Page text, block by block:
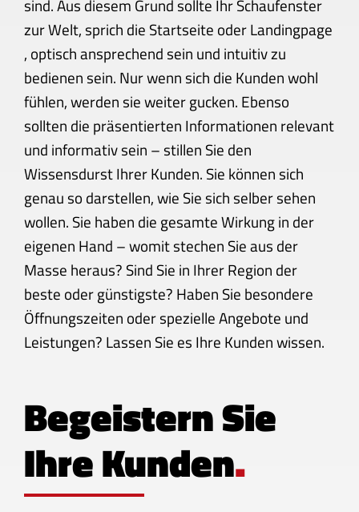
sind. Aus diesem Grund sollte Ihr Schaufenster
zur Welt, sprich die Startseite oder Landingpage
, optisch ansprechend sein und intuitiv zu
bedienen sein. Nur wenn sich die Kunden wohl
fühlen, werden sie weiter gucken. Ebenso
sollten die präsentierten Informationen relevant
und informativ sein – stillen Sie den
Wissensdurst Ihrer Kunden. Sie können sich
genau so darstellen, wie Sie sich selber sehen
wollen. Sie haben die gesamte Wirkung in der
eigenen Hand – womit stechen Sie aus der
Masse heraus? Sind Sie in Ihrer Region der
beste oder günstigste? Haben Sie besondere
Öffnungszeiten oder spezielle Angebote und
Leistungen? Lassen Sie es Ihre Kunden wissen.
Begeistern Sie
Ihre Kunden.